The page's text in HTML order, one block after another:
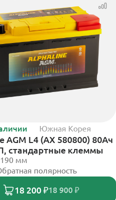
Южная Корея
AGM L4 (AX 580800) 80Ач
стандартные клеммы
мм
полярность
18 200 ₽18 900 ₽